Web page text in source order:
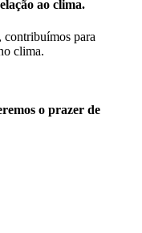
ao clima.
contribuímos para
clima.
o prazer de